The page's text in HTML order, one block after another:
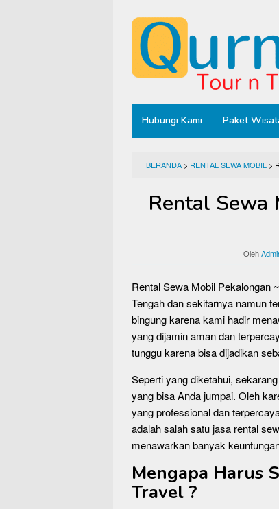
konten
Hubungi Kami Paket
BERANDA > RENTAL SEWA MOBIL >
Rental Sewa
Oleh
Rental Sewa Mobil Pekalongan
Tengah dan sekitarnya namun
bingung karena kami hadir
yang dijamin aman dan
tunggu karena bisa dijadikan
Seperti yang diketahui,
yang bisa Anda jumpai. Oleh
yang professional dan
adalah salah satu jasa rental
menawarkan banyak
Mengapa Harus
Travel ?